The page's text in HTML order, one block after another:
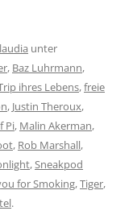
unter
, Baz Luhrmann,
ihres Lebens,freie
, Justin Theroux,
Pi, Malin Akerman,
, Rob Marshall,
,Sneakpod
for Smoking,Tiger,
.